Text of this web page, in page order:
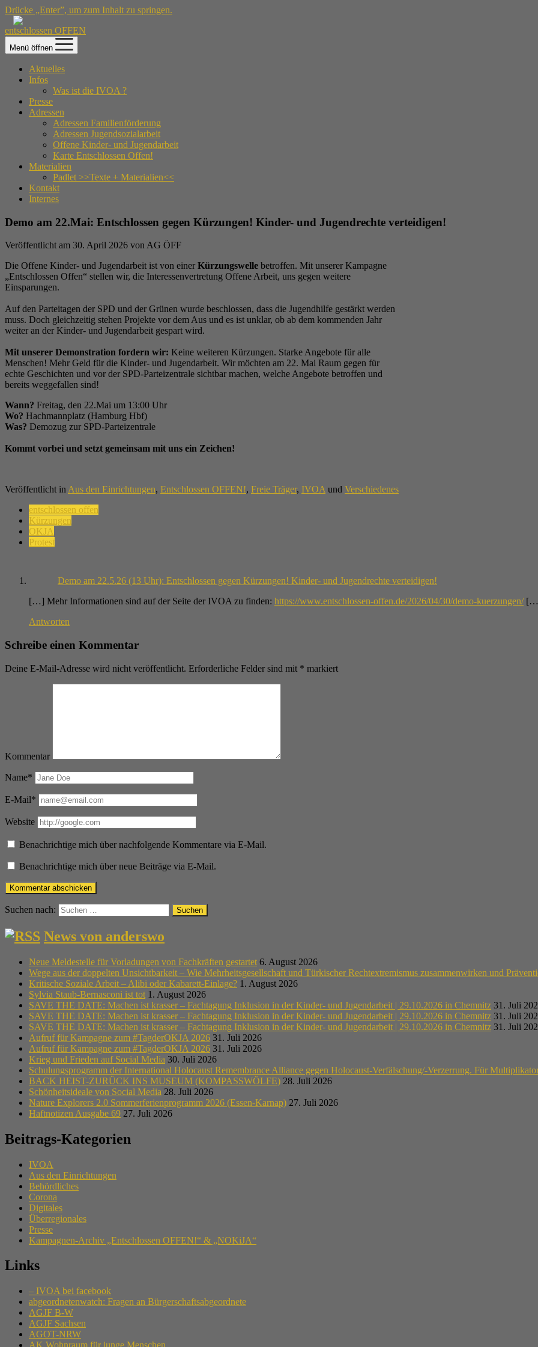
Drücke „Enter”, um zum Inhalt zu springen.
entschlossen OFFEN
Menü öffnen
Aktuelles
Infos
Was ist die IVOA ?
Presse
Adressen
Adressen Familienförderung
Adressen Jugendsozialarbeit
Offene Kinder- und Jugendarbeit
Karte Entschlossen Offen!
Materialien
Padlet >>Texte + Materialien<<
Kontakt
Internes
Demo am 22.Mai: Entschlossen gegen Kürzungen! Kinder- und Jugendrechte verteidigen!
Veröffentlicht am 30. April 2026 von AG ÖFF
Die Offene Kinder- und Jugendarbeit ist von einer Kürzungswelle betroffen. Mit unserer Kampagne
„Entschlossen Offen“ stellen wir, die Interessenvertretung Offene Arbeit, uns gegen weitere
Einsparungen.
Auf den Parteitagen der SPD und der Grünen wurde beschlossen, dass die Jugendhilfe gestärkt werden
muss. Doch gleichzeitig stehen Projekte vor dem Aus und es ist unklar, ob ab dem kommenden Jahr
weiter an der Kinder- und Jugendarbeit gespart wird.
Mit unserer Demonstration fordern wir: Keine weiteren Kürzungen. Starke Angebote für alle
Menschen! Mehr Geld für die Kinder- und Jugendarbeit. Wir möchten am 22. Mai Raum gegen für
echte Geschichten und vor der SPD-Parteizentrale sichtbar machen, welche Angebote betroffen und
bereits weggefallen sind!
Wann? Freitag, den 22.Mai um 13:00 Uhr
Wo? Hachmannplatz (Hamburg Hbf)
Was? Demozug zur SPD-Parteizentrale
Kommt vorbei und setzt gemeinsam mit uns ein Zeichen!
Veröffentlicht inAus den Einrichtungen, Entschlossen OFFEN!, Freie Träger, IVOA und Verschiedenes
entschlossen offen
Kürzungen
OKJA
Protest
Demo am 22.5.26 (13 Uhr): Entschlossen gegen Kürzungen! Kinder- und Jugendrechte verteidigen!
[…] Mehr Informationen sind auf der Seite der IVOA zu finden: https://www.entschlossen-offen.de/2026/04/30/demo-kuerzungen/
Antworten
Schreibe einen Kommentar
Deine E-Mail-Adresse wird nicht veröffentlicht. Erforderliche Felder sind mit * markiert
Kommentar
Name*
E-Mail*
Website
Benachrichtige mich über nachfolgende Kommentare via E-Mail.
Benachrichtige mich über neue Beiträge via E-Mail.
Suchen nach:
News von anderswo
Neue Meldestelle für Vorladungen von Fachkräften gestartet 6. August 2026
Wege aus der doppelten Unsichtbarkeit – Wie Mehrheitsgesellschaft und Türkischer Rechtextremismus zusammenwirken und
Kritische Soziale Arbeit – Alibi oder Kabarett-Einlage? 1. August 2026
Sylvia Staub-Bernasconi ist tot 1. August 2026
SAVE THE DATE: Machen ist krasser – Fachtagung Inklusion in der Kinder- und Jugendarbeit | 29.10.2026 in Chemnitz 31. Juli
SAVE THE DATE: Machen ist krasser – Fachtagung Inklusion in der Kinder- und Jugendarbeit | 29.10.2026 in Chemnitz 31. Juli
SAVE THE DATE: Machen ist krasser – Fachtagung Inklusion in der Kinder- und Jugendarbeit | 29.10.2026 in Chemnitz 31. Juli
Aufruf für Kampagne zum #TagderOKJA 2026 31. Juli 2026
Aufruf für Kampagne zum #TagderOKJA 2026 31. Juli 2026
Krieg und Frieden auf Social Media 30. Juli 2026
Schulungsprogramm der International Holocaust Remembrance Alliance gegen Holocaust-Verfälschung/-Verzerrung. Für
BACK HEIST-ZURÜCK INS MUSEUM (KOMPASSWÖLFE) 28. Juli 2026
Schönheitsideale von Social Media 28. Juli 2026
Nature Explorers 2.0 Sommerferienprogramm 2026 (Essen-Karnap) 27. Juli 2026
Haftnotizen Ausgabe 69 27. Juli 2026
Beitrags-Kategorien
IVOA
Aus den Einrichtungen
Behördliches
Corona
Digitales
Überregionales
Presse
Kampagnen-Archiv „Entschlossen OFFEN!“ & „NOKiJA“
Links
– IVOA bei facebook
abgeordnetenwatch: Fragen an Bürgerschaftsabgeordnete
AGJF B-W
AGJF Sachsen
AGOT-NRW